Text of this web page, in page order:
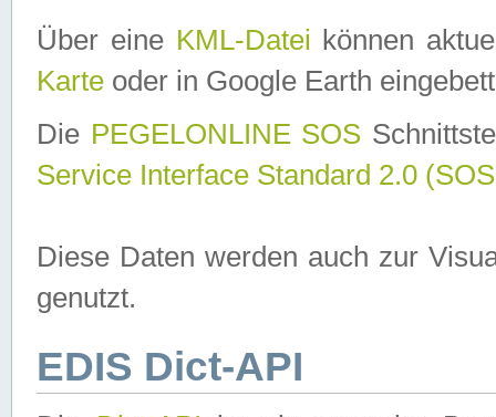
Über eine KML-Datei können
Karte oder in Google Earth
Die PEGELONLINE SOS
Service Interface Standard 2.0
Diese Daten werden auch zur
genutzt.
EDIS Dict-API